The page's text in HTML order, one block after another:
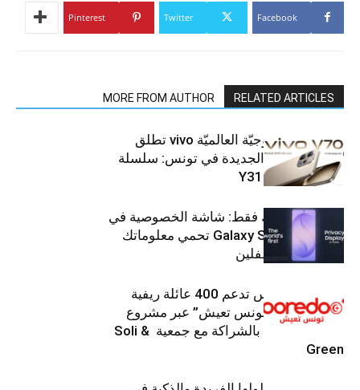
Facebook
Twitter
Pinterest
RELATED ARTICLES
MORE FROM AUTHOR
العلامة التّكنولوجيّة العالميّة vivo تطلق
هواتفها الذكيّة الجديدة في تونس: سلسلة
V70 وسلسلة Y31
شاشتك، لعينيك فقط: شاشة الخصوصية في
جهاز Galaxy S26 Ultra تحمي معلوماتك
من أعين المتطفلين
Ooredoo تونس تدعم 400 عائلة ريفية
ضمن برنامج “تونس تعيش” عبر مشروع
تنموي مستدام بالشراكة مع جمعية Soli &
Green